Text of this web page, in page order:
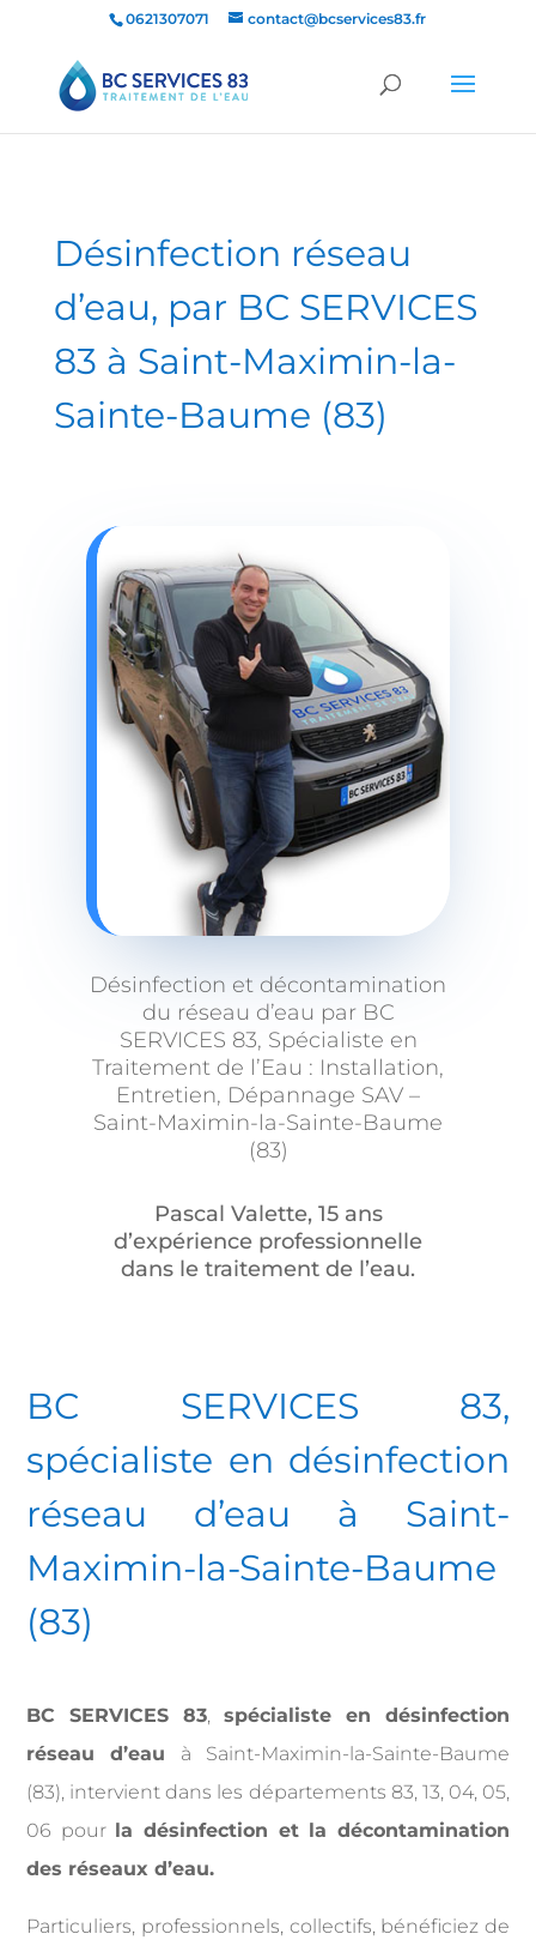
0621307071 contact@bcservices83.fr
Désinfection réseau
d’eau, par BC SERVICES
83 à Saint-Maximin-la-
Sainte-Baume (83)
Désinfection et décontamination
du réseau d’eau par BC
SERVICES 83, Spécialiste en
Traitement de l’Eau : Installation,
Entretien, Dépannage SAV –
Saint-Maximin-la-Sainte-Baume
(83)
Pascal Valette, 15 ans
d’expérience professionnelle
dans le traitement de l’eau.
BC SERVICES 83,
spécialiste en désinfection
réseau d’eau à Saint-
Maximin-la-Sainte-Baume
(83)
BC SERVICES 83, spécialiste en désinfection
réseau d’eau à Saint-Maximin-la-Sainte-Baume
(83), intervient dans les départements 83, 13, 04, 05,
06 pour la désinfection et la décontamination
des réseaux d’eau.
Particuliers, professionnels, collectifs, bénéficiez de